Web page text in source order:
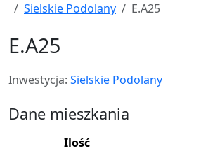
Sielskie Podolany
E.A25
E.A25
Inwestycja: Sielskie Podolany
Dane mieszkania
Ilość